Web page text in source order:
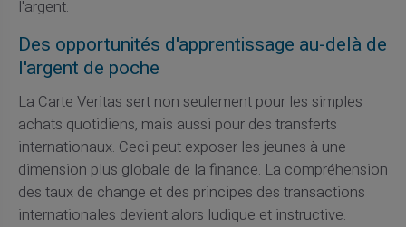
l'argent.
Des opportunités d'apprentissage au-delà de
l'argent de poche
La Carte Veritas sert non seulement pour les simples
achats quotidiens, mais aussi pour des transferts
internationaux. Ceci peut exposer les jeunes à une
dimension plus globale de la finance. La compréhension
des taux de change et des principes des transactions
internationales devient alors ludique et instructive.